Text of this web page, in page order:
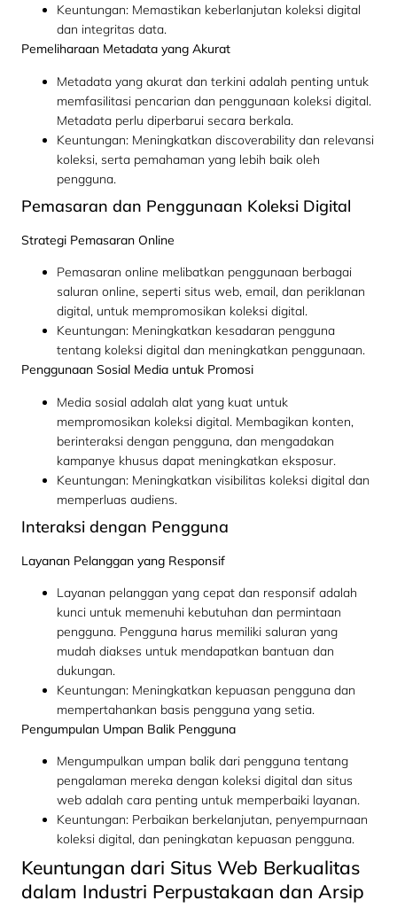
Keuntungan: Memastikan keberlanjutan koleksi digital
dan integritas data.
Pemeliharaan Metadata yang Akurat
Metadata yang akurat dan terkini adalah penting untuk
memfasilitasi pencarian dan penggunaan koleksi digital.
Metadata perlu diperbarui secara berkala.
Keuntungan: Meningkatkan discoverability dan relevansi
koleksi, serta pemahaman yang lebih baik oleh
pengguna.
Pemasaran dan Penggunaan Koleksi Digital
Strategi Pemasaran Online
Pemasaran online melibatkan penggunaan berbagai
saluran online, seperti situs web, email, dan periklanan
digital, untuk mempromosikan koleksi digital.
Keuntungan: Meningkatkan kesadaran pengguna
tentang koleksi digital dan meningkatkan penggunaan.
Penggunaan Sosial Media untuk Promosi
Media sosial adalah alat yang kuat untuk
mempromosikan koleksi digital. Membagikan konten,
berinteraksi dengan pengguna, dan mengadakan
kampanye khusus dapat meningkatkan eksposur.
Keuntungan: Meningkatkan visibilitas koleksi digital dan
memperluas audiens.
Interaksi dengan Pengguna
Layanan Pelanggan yang Responsif
Layanan pelanggan yang cepat dan responsif adalah
kunci untuk memenuhi kebutuhan dan permintaan
pengguna. Pengguna harus memiliki saluran yang
mudah diakses untuk mendapatkan bantuan dan
dukungan.
Keuntungan: Meningkatkan kepuasan pengguna dan
mempertahankan basis pengguna yang setia.
Pengumpulan Umpan Balik Pengguna
Mengumpulkan umpan balik dari pengguna tentang
pengalaman mereka dengan koleksi digital dan situs
web adalah cara penting untuk memperbaiki layanan.
Keuntungan: Perbaikan berkelanjutan, penyempurnaan
koleksi digital, dan peningkatan kepuasan pengguna.
Keuntungan dari Situs Web Berkualitas
dalam Industri Perpustakaan dan Arsip